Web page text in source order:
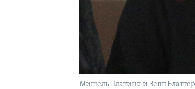
Мишель Платини и Зепп Блаттер